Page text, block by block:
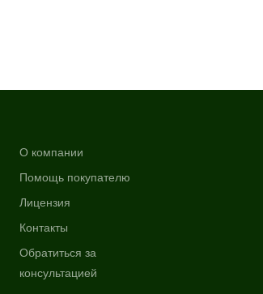
О компании
Помощь покупателю
Лицензия
Контакты
Обратиться за
консультацией